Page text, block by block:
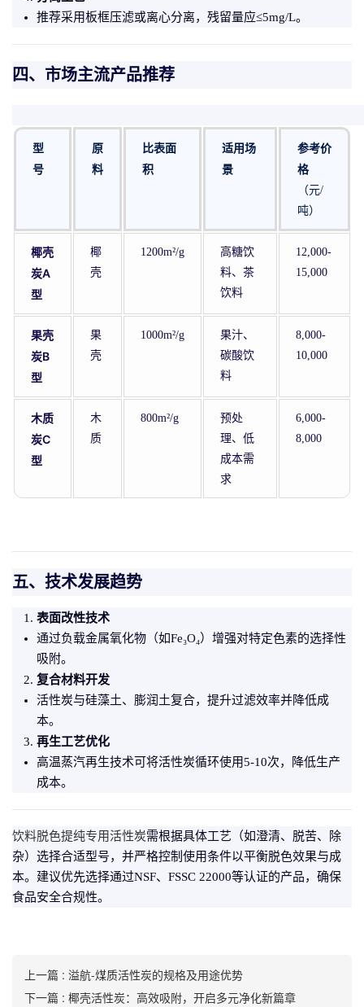
推荐采用板框压滤或离心分离，残留量应≤5mg/L。
四、市场主流产品推荐
型
号
原
料
比表面
积
适用场
景
参考价
格
（元/
吨）
椰壳
炭A
型
椰
壳
1200m²/g
高糖饮
料、茶
饮料
12,000-
15,000
果壳
炭B
型
果
壳
1000m²/g
果汁、
碳酸饮
料
8,000-
10,000
木质
炭C
型
木
质
800m²/g
预处
理、低
成本需
求
6,000-
8,000
五、技术发展趋势
表面改性技术
通过负载金属氧化物（如Fe₃O₄）增强对特定色素的选择性
吸附。
复合材料开发
活性炭与硅藻土、膨润土复合，提升过滤效率并降低成
本。
再生工艺优化
高温蒸汽再生技术可将活性炭循环使用5-10次，降低生产
成本。
饮料脱色提纯专用活性炭需根据具体工艺（如澄清、脱苦、除
杂）选择合适型号，并严格控制使用条件以平衡脱色效果与成
本。建议优先选择通过NSF、FSSC 22000等认证的产品，确保
食品安全合规性。
上一篇 : 溢航-煤质活性炭的规格及用途优势
下一篇 : 椰壳活性炭：高效吸附，开启多元净化新篇章